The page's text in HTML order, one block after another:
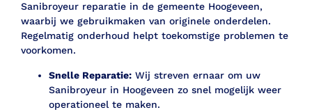
Sanibroyeur reparatie in de gemeente Hoogeveen,
waarbij we gebruikmaken van originele onderdelen.
Regelmatig onderhoud helpt toekomstige problemen te
voorkomen.
Snelle Reparatie: Wij streven ernaar om uw
Sanibroyeur in Hoogeveen zo snel mogelijk weer
operationeel te maken.